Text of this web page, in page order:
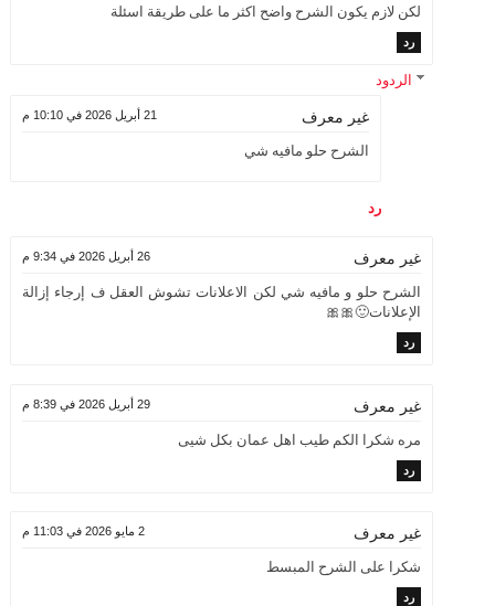
لكن لازم يكون الشرح واضح اكثر ما على طريقة اسئلة
رد
الردود
غير معرف 21 أبريل 2026 في 10:10 م
الشرح حلو مافيه شي
رد
غير معرف 26 أبريل 2026 في 9:34 م
الشرح حلو و مافيه شي لكن الاعلانات تشوش العقل ف إرجاء إزالة
الإعلانات🙂🎀🎀
رد
غير معرف 29 أبريل 2026 في 8:39 م
مره شكرا الكم طيب اهل عمان بكل شيى
رد
غير معرف 2 مايو 2026 في 11:03 م
شكرا على الشرح المبسط
رد